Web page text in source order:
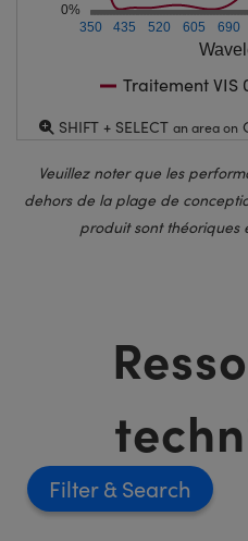
350 435 520 605 690
0%
Traitement VIS
SHIFT + SELECT an area on
Veuillez noter que les
dehors de la plage de
produit sont théoriques
Filter